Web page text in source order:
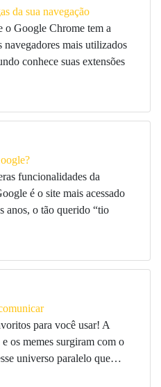
da sua navegação
o Google Chrome tem a
mais utilizados
conhece suas extensões
funcionalidades da
é o site mais acessado
anos, o tão querido “tio
para você usar! A
os memes surgiram com o
universo paralelo que…